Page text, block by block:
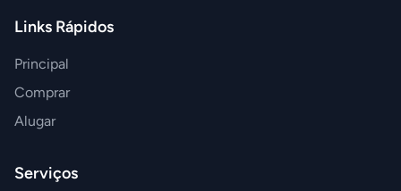
Links Rápidos
Principal
Comprar
Alugar
Serviços